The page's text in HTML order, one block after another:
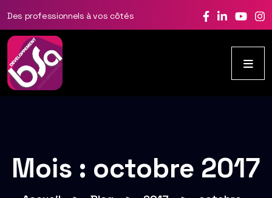
Des professionnels à vos côtés
Mois : octobre 2017